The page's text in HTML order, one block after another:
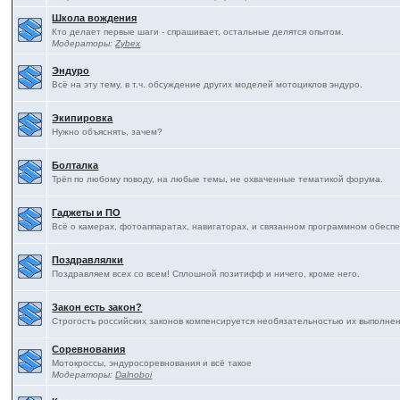
Школа вождения
Кто делает первые шаги - спрашивает, остальные делятся опытом.
Модераторы:Zybex
Эндуро
Всё на эту тему, в т.ч. обсуждение других моделей мотоциклов эндуро.
Экипировка
Нужно объяснять, зачем?
Болталка
Трёп по любому поводу, на любые темы, не охваченные тематикой форума.
Гаджеты и ПО
Всё о камерах, фотоаппаратах, навигаторах, и связанном программном
Поздравлялки
Поздравляем всех со всем! Сплошной позитифф и ничего, кроме него.
Закон есть закон?
Строгость российских законов компенсируется необязательностью их
Соревнования
Мотокроссы, эндуросоревнования и всё такое
Модераторы:Dalnoboi